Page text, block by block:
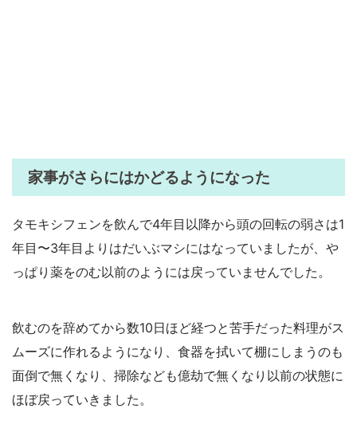
家事がさらにはかどるようになった
タモキシフェンを飲んで4年目以降から頭の回転の弱さは1
年目〜3年目よりはだいぶマシにはなっていましたが、や
っぱり薬をのむ以前のようには戻っていませんでした。
飲むのを辞めてから数10日ほど経つと苦手だった料理がス
ムーズに作れるようになり、食器を拭いて棚にしまうのも
面倒で無くなり、掃除なども億劫で無くなり以前の状態に
ほぼ戻っていきました。